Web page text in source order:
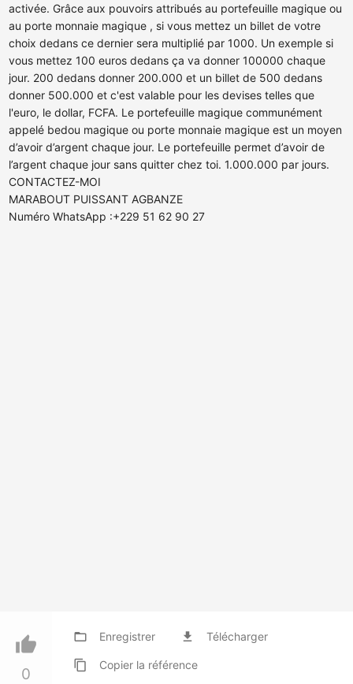
activée. Grâce aux pouvoirs attribués au portefeuille magique ou
au porte monnaie magique , si vous mettez un billet de votre
choix dedans ce dernier sera multiplié par 1000. Un exemple si
vous mettez 100 euros dedans ça va donner 100000 chaque
jour. 200 dedans donner 200.000 et un billet de 500 dedans
donner 500.000 et c'est valable pour les devises telles que
l'euro, le dollar, FCFA. Le portefeuille magique communément
appelé bedou magique ou porte monnaie magique est un moyen
d’avoir d’argent chaque jour. Le portefeuille permet d’avoir de
l’argent chaque jour sans quitter chez toi. 1.000.000 par jours.
CONTACTEZ-MOI
MARABOUT PUISSANT AGBANZE
Numéro WhatsApp :+229 51 62 90 27
thumb_up
0
folder_open Enregistrer file_download Télécharger
content_copy Copierla référence